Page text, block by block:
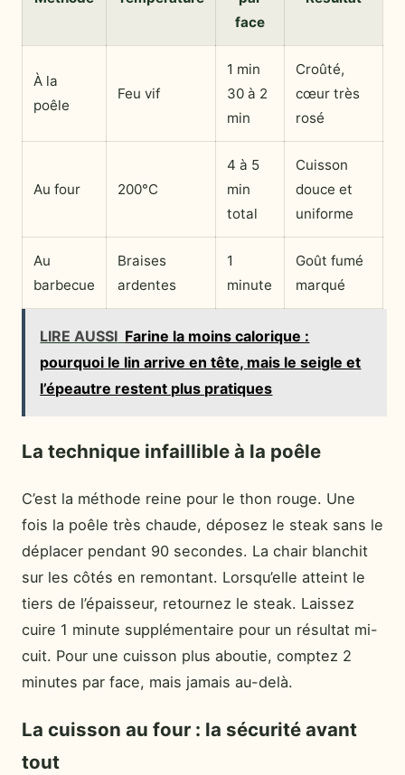
face
À la
poêle
Feu vif
1 min
30 à 2
min
Croûté,
cœur très
rosé
Au four 200°C
4 à 5
min
total
Cuisson
douce et
uniforme
Au
barbecue
Braises
ardentes
1
minute
Goût fumé
marqué
LIRE AUSSI Farine la moins calorique :
pourquoi le lin arrive en tête, mais le seigle et
l’épeautre restent plus pratiques
La technique infaillible à la poêle
C’est la méthode reine pour le thon rouge. Une
fois la poêle très chaude, déposez le steak sans le
déplacer pendant 90 secondes. La chair blanchit
sur les côtés en remontant. Lorsqu’elle atteint le
tiers de l’épaisseur, retournez le steak. Laissez
cuire 1 minute supplémentaire pour un résultat mi-
cuit. Pour une cuisson plus aboutie, comptez 2
minutes par face, mais jamais au-delà.
La cuisson au four : la sécurité avant
tout